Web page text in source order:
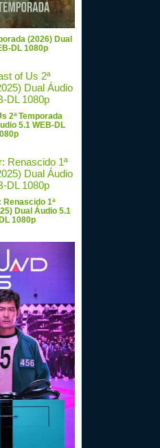
(2026) Dual
DL 1080p
2ª Temporada
5.1 WEB-DL
Renascido 1ª
Dual Áudio 5.1
1080p